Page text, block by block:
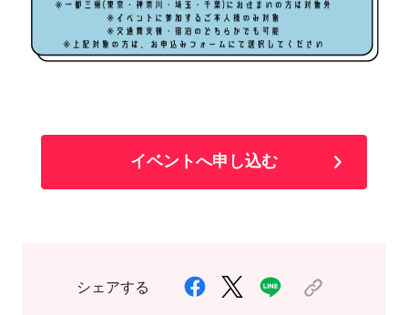
イベントへ申し込む
シェアする